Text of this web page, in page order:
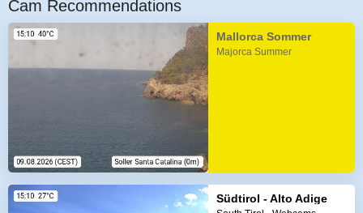
Cam Recommendations
Mallorca Sommer
Majorca Summer
Südtirol - Alto Adige